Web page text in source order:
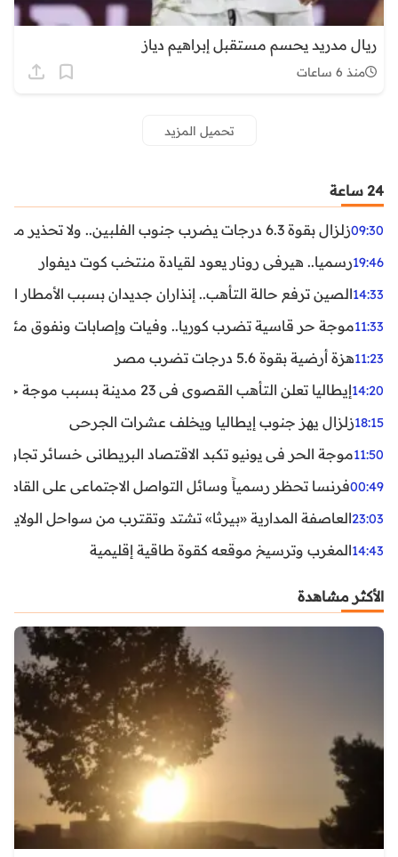
ريال مدريد يحسم مستقبل إبراهيم دياز
منذ 6 ساعات
تحميل المزيد
24 ساعة
09:30زلزال بقوة 6.3 درجات يضرب جنوب الفلبين.. ولا تحذير من تسونامي حتى الآن
19:46رسميا.. هيرفي رونار يعود لقيادة منتخب كوت ديفوار
14:33الصين ترفع حالة التأهب.. إنذاران جديدان بسبب الأمطار
11:33موجة حر قاسية تضرب كوريا.. وفيات وإصابات ونفوق مئات
11:23هزة أرضية بقوة 5.6 درجات تضرب مصر
14:20إيطاليا تعلن التأهب القصوى في 23 مدينة بسبب موجة حر شديدة
18:15زلزال يهز جنوب إيطاليا ويخلف عشرات الجرحى
11:50موجة الحر في يونيو تكبد الاقتصاد البريطاني خسائر تجاوزت 1.5 مليار
00:49فرنسا تحظر رسمياً وسائل التواصل الاجتماعي على القاصرين
23:03العاصفة المدارية «بيرثا» تشتد وتقترب من سواحل
14:43المغرب وترسيخ موقعه كقوة طاقية إقليمية
الأكثر مشاهدة